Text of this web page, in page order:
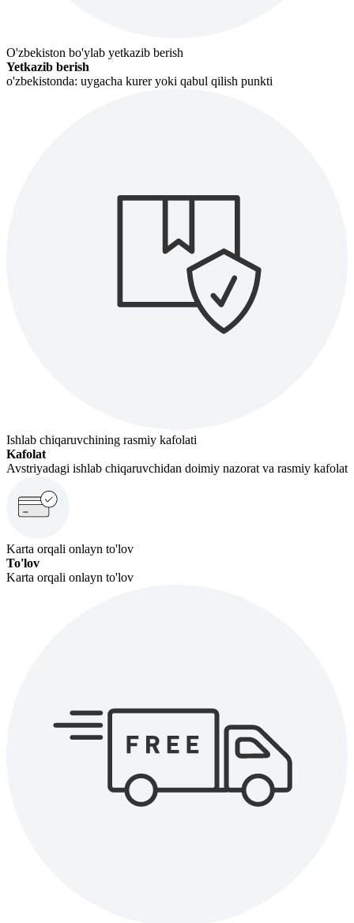
O'zbekiston bo'ylab yetkazib berish
Yetkazib berish
o'zbekistonda: uygacha kurer yoki qabul qilish punkti
Ishlab chiqaruvchining rasmiy kafolati
Kafolat
Avstriyadagi ishlab chiqaruvchidan doimiy nazorat va rasmiy kafolat
Karta orqali onlayn to'lov
To'lov
Karta orqali onlayn to'lov